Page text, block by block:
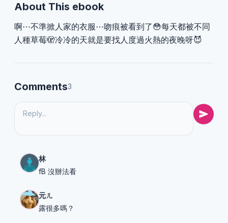
About This ebook
啊⋯不準掀人家的衣服⋯吻痕被看到了😳每天都被不同
人種草莓🫣冷冷的天就是要找人度過火熱的夜晚呀😈
Comments3
林
fB 沒辦法看
元ㄦ
露很多嗎？